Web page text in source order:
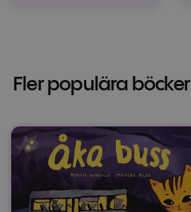
Fler populära böcker